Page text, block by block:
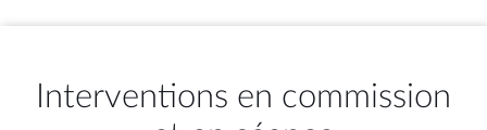
Interventions en commission